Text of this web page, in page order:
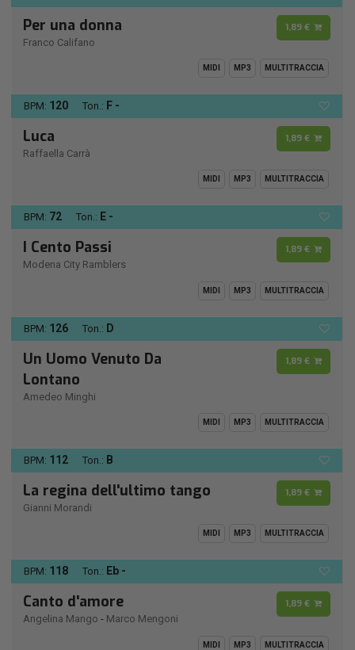
Per una donna
Franco Califano
1,89 €
MIDI MP3 MULTITRACCIA
BPM: 120 Ton.: F -
Luca
Raffaella Carrà
1,89 €
MIDI MP3 MULTITRACCIA
BPM: 72 Ton.: E -
I Cento Passi
Modena City Ramblers
1,89 €
MIDI MP3 MULTITRACCIA
BPM: 126 Ton.: D
Un Uomo Venuto Da
Lontano
Amedeo Minghi
1,89 €
MIDI MP3 MULTITRACCIA
BPM: 112 Ton.: B
La regina dell'ultimo tango
Gianni Morandi
1,89 €
MIDI MP3 MULTITRACCIA
BPM: 118 Ton.: Eb -
Canto d'amore
Angelina Mango - Marco Mengoni
1,89 €
MIDI MP3 MULTITRACCIA